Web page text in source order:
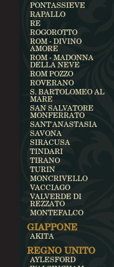
PONTASSIEVE
RAPALLO
RE
ROGOROTTO
ROM - DIVINO
AMORE
ROM - MADONNA
DELLA NEVE
ROM POZZO
ROVERANO
S. BARTOLOMEO AL
MARE
SAN SALVATORE
MONFERRATO
SANT'ANASTASIA
SAVONA
SIRACUSA
TINDARI
TIRANO
TURIN
MONCRIVELLO
VACCIAGO
VALVERDE DI
REZZATO
MONTEFALCO
GIAPPONE
AKITA
REGNO UNITO
AYLESFORD